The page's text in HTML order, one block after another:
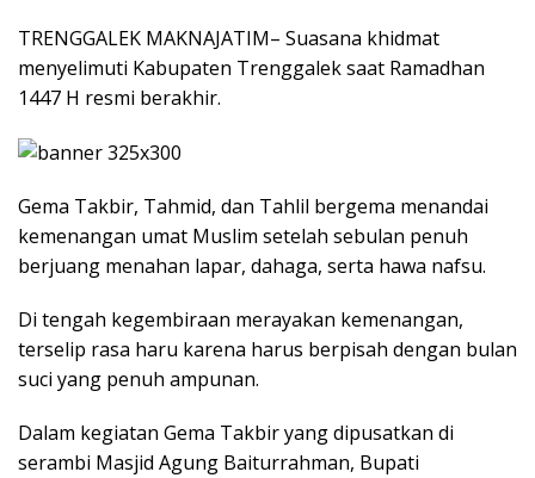
TRENGGALEK MAKNAJATIM– Suasana khidmat
menyelimuti Kabupaten Trenggalek saat Ramadhan
1447 H resmi berakhir.
Gema Takbir, Tahmid, dan Tahlil bergema menandai
kemenangan umat Muslim setelah sebulan penuh
berjuang menahan lapar, dahaga, serta hawa nafsu.
Di tengah kegembiraan merayakan kemenangan,
terselip rasa haru karena harus berpisah dengan bulan
suci yang penuh ampunan.
​Dalam kegiatan Gema Takbir yang dipusatkan di
serambi Masjid Agung Baiturrahman, Bupati